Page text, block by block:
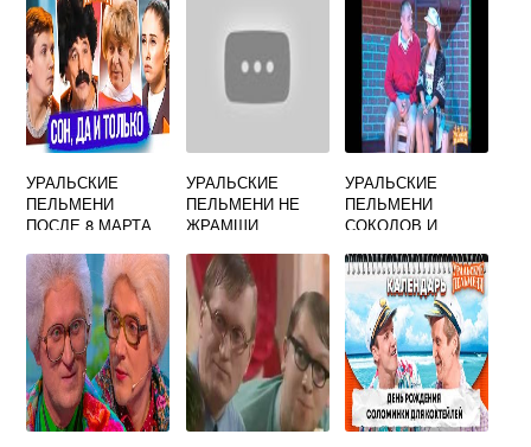
УРАЛЬСКИЕ
ПЕЛЬМЕНИ
ПОСЛЕ 8 МАРТА
УРАЛЬСКИЕ
ПЕЛЬМЕНИ НЕ
ЖРАМШИ
УРАЛЬСКИЕ
ПЕЛЬМЕНИ
СОКОЛОВ И
ЛОДКЕ